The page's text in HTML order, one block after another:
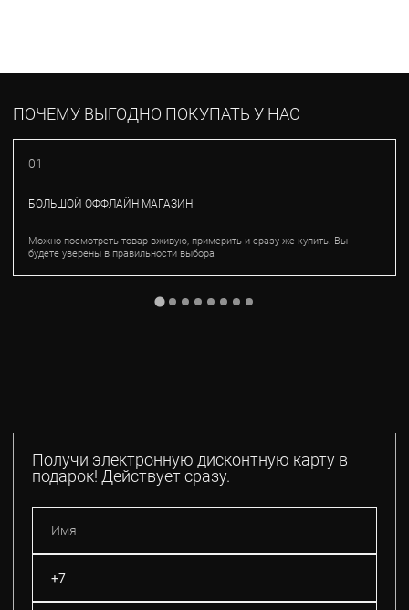
ПОЧЕМУ ВЫГОДНО ПОКУПАТЬ У НАС
01
БОЛЬШОЙ ОФФЛАЙН МАГАЗИН
Можно посмотреть товар вживую, примерить и сразу же купить. Вы
будете уверены в правильности выбора
Получи электронную дисконтную карту в
подарок! Действует сразу.